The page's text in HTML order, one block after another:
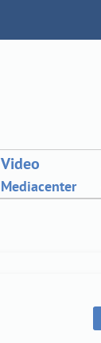
Video
Mediacenter